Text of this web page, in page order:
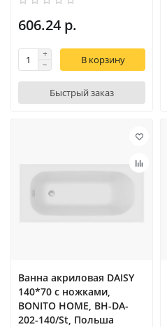
606.24 р.
В корзину
Быстрый заказ
Ванна акриловая DAISY
140*70 с ножками,
BONITO HOME, BH-DA-
202-140/St, Польша